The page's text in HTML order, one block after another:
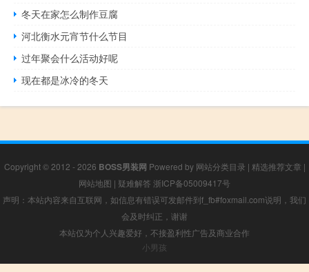
冬天在家怎么制作豆腐
河北衡水元宵节什么节目
过年聚会什么活动好呢
现在都是冰冷的冬天
Copyright © 2012 - 2026 BOSS男装网 Powered by 网站分类目录 | 精选推荐文章 |
网站地图 | 疑难解答 浙ICP备05009417号
声明：本站内容来自互联网，如信息有错误可发邮件到f_fb#foxmail.com说明，我们
会及时纠正，谢谢
本站仅为个人兴趣爱好，不接盈利性广告及商业合作
小男孩